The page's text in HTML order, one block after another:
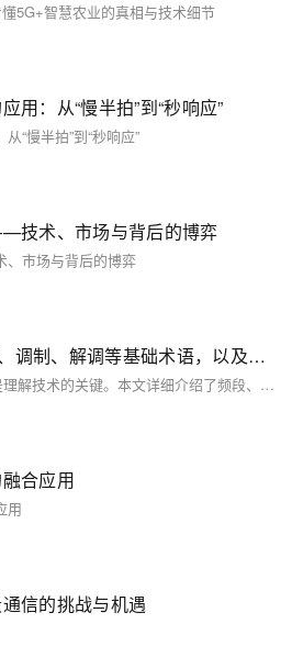
5G+智慧农业的真相与技术细节
用：从“慢半拍”到“秒响应”
“慢半拍”到“秒响应”
技术、市场与背后的博弈
市场与背后的博弈
介绍频段、带宽、频率、调制、解调等基础术语，以及Wi-Fi、蓝牙、ZigBee、UWB、LTE、5G等常见无线通信技术
在无线通信领域，专业术语是理解技术的关键。本文详细介绍了频段、带宽、频率、调制、解调等基础术语，以及Wi-Fi、蓝牙、ZigBee、UWB、LTE、5G等常见无线通信技术，还涵盖了信号传播、信道容量、信噪比等深入概念。通过本文，你将掌握无线技术的核心知识，成为半个无线专家。
合应用
用
信的挑战与机遇